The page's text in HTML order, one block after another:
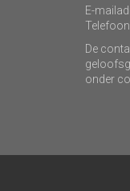
E-
De
onder